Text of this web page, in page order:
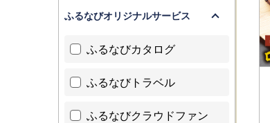
ふるなびオリジナルサービス
ふるなびカタログ
ふるなびトラベル
ふるなびクラウドファン